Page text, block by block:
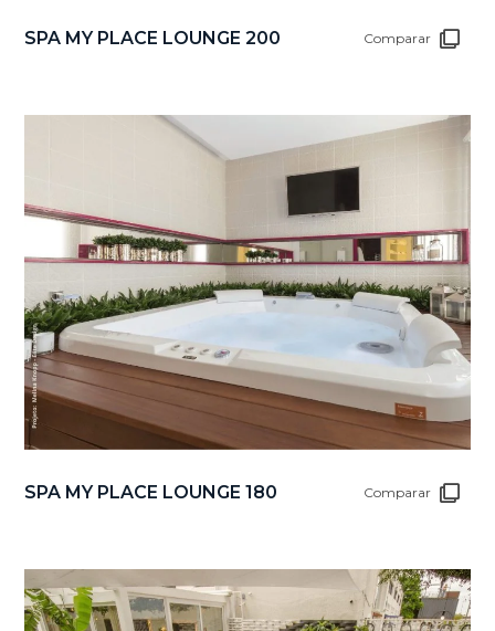
SPA MY PLACE LOUNGE 200 Comparar
SPA MY PLACE LOUNGE 180 Comparar